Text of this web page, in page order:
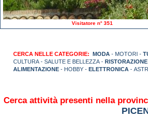
Visitatore n° 351
CERCA NELLE CATEGORIE: MODA - MOTORI -
CULTURA - SALUTE E BELLEZZA -
ALIMENTAZIONE - HOBBY - ELETTRONICA -
Cerca attività presenti nella